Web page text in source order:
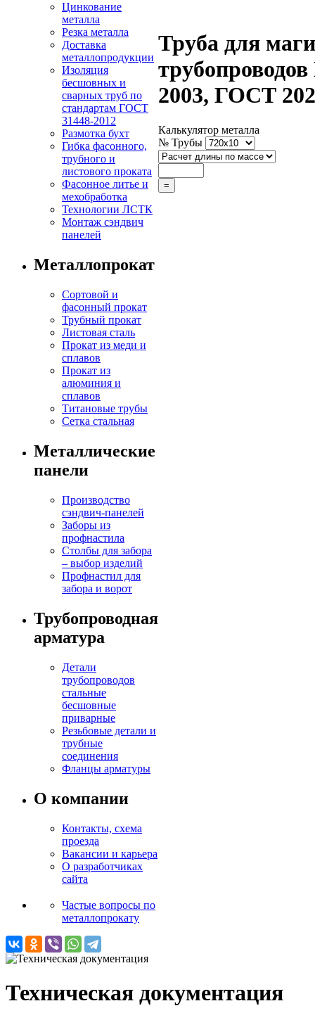
Цинкование
металла
Резка металла
Доставка
металлопродукции
Изоляция
бесшовных и
сварных труб по
стандартам ГОСТ
31448-2012
Размотка бухт
Гибка фасонного,
трубного и
листового проката
Фасонное литье и
мехобработка
Технологии ЛСТК
Монтаж сэндвич
панелей
Металлопрокат
Сортовой и
фасонный прокат
Трубный прокат
Листовая сталь
Прокат из меди и
сплавов
Прокат из
алюминия и
сплавов
Титановые трубы
Сетка стальная
Металлические
панели
Производство
сэндвич-панелей
Заборы из
профнастила
Столбы для забора
– выбор изделий
Профнастил для
забора и ворот
Трубопроводная
арматура
Детали
трубопроводов
стальные
бесшовные
приварные
Резьбовые детали и
трубные
соединения
Фланцы арматуры
О компании
Контакты, схема
проезда
Вакансии и карьера
О разработчиках
сайта
Частые вопросы по
металлопрокату
Труба для
2003, ГОСТ
Калькулятор металла
№ Трубы
Техническая документация